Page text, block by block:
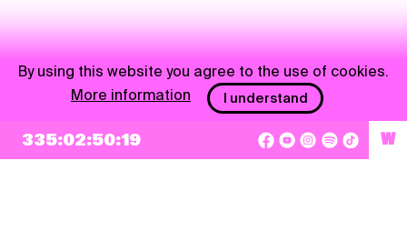
335:02:50:19 W
By using this website you agree to the use of cookies.
More information
I understand